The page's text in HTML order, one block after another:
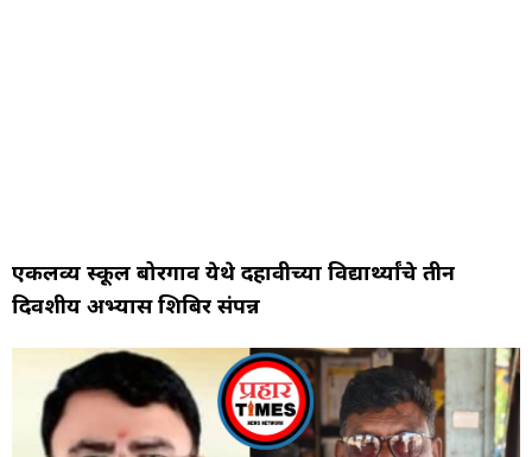
एकलव्य स्कूल बोरगाव येथे दहावीच्या विद्यार्थ्यांचे तीन
दिवशीय अभ्यास शिबिर संपन्न